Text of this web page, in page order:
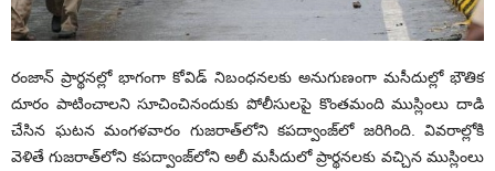
రంజాన్ ప్రార్థ‌న‌ల్లో భాగంగా కోవిడ్ నిబంధ‌న‌ల‌కు అనుగుణంగా మసీదుల్లో భౌతిక
దూరం పాటించాల‌ని సూచించినందుకు పోలీసుల‌పై కొంత‌మంది‌ ముస్లింలు దాడి
చేసిన ఘ‌ట‌న మంగ‌ళ‌వారం గుజ‌రాత్‌లోని క‌ప‌ద్వాంజ్‌లో జ‌రిగింది. వివ‌రాల్లోకి
వెళితే గుజ‌రాత్‌లోని కపద్వాంజ్‌లోని అలీ మసీదులో ప్రార్థ‌న‌లకు వ‌చ్చిన ముస్లింలు